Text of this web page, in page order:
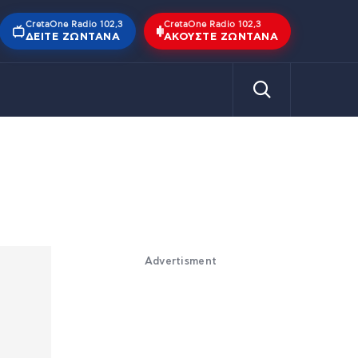
CretaOne Radio 102,3
ΔΕΊΤΕ ΖΩΝΤΑΝΆ
CretaOne Radio 102,3
ΑΚΟΎΣΤΕ ΖΩΝΤΑΝΆ
Advertisment